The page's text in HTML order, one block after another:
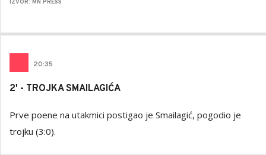
IZVOR: MN PRESS
20:35
2' - TROJKA SMAILAGIĆA
Prve poene na utakmici postigao je Smailagić, pogodio je
trojku (3:0).